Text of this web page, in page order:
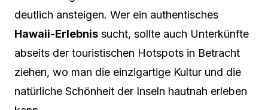
deutlich ansteigen. Wer ein authentisches
Hawaii-Erlebnis sucht, sollte auch Unterkünfte
abseits der touristischen Hotspots in Betracht
ziehen, wo man die einzigartige Kultur und die
natürliche Schönheit der Inseln hautnah erleben